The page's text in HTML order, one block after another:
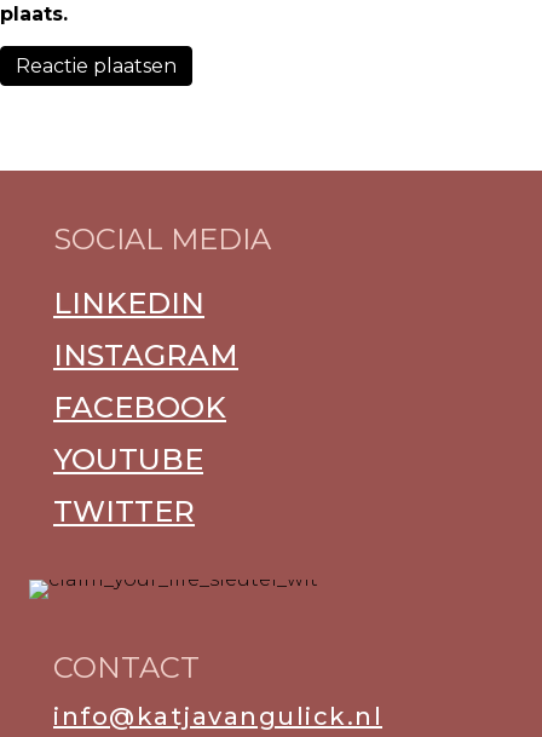
plaats.
SOCIAL MEDIA
LINKEDIN
INSTAGRAM
FACEBOOK
YOUTUBE
TWITTER
CONTACT
info@katjavangulick.nl